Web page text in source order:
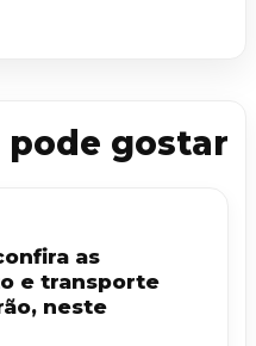
pode gostar
as
e transporte
neste